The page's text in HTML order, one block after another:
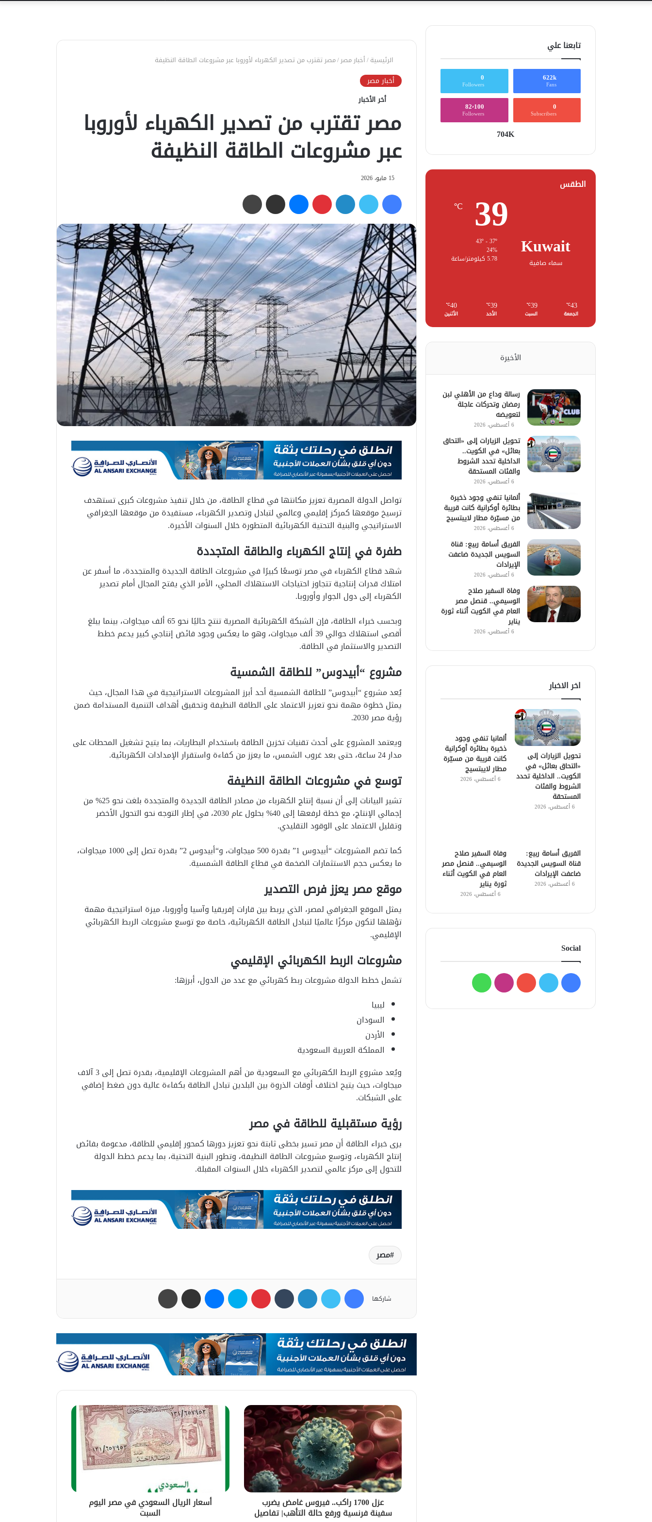
الرئيسية/أخبار مصر/مصر تقترب من تصدير الكهرباء لأوروبا عبر مشروعات الطاقة النظيفة
أخبار مصر
أخر الأخبار
مصر تقترب من تصدير الكهرباء لأوروبا
عبر مشروعات الطاقة النظيفة
15 مايو، 2026
فيسبوك تويتر لينكدإن بينتيريست ماسنجر مشاركة عبر البريد
تواصل الدولة المصرية تعزيز مكانتها في قطاع الطاقة، من خلال تنفيذ مشروعات كبرى تستهدف
ترسيخ موقعها كمركز إقليمي وعالمي لتبادل وتصدير الكهرباء، مستفيدة من موقعها الجغرافي
الاستراتيجي والبنية التحتية الكهربائية المتطورة خلال السنوات الأخيرة.
طفرة في إنتاج الكهرباء والطاقة المتجددة
شهد قطاع الكهرباء في مصر توسعًا كبيرًا في مشروعات الطاقة الجديدة والمتجددة، ما أسفر عن
امتلاك قدرات إنتاجية تتجاوز احتياجات الاستهلاك المحلي، الأمر الذي يفتح المجال أمام تصدير
الكهرباء إلى دول الجوار وأوروبا.
وبحسب خبراء الطاقة، فإن الشبكة الكهربائية المصرية تنتج حاليًا نحو 65 ألف ميجاوات، بينما يبلغ
أقصى استهلاك حوالي 39 ألف ميجاوات، وهو ما يعكس وجود فائض إنتاجي كبير يدعم خطط
التصدير والاستثمار في الطاقة.
مشروع “أبيدوس” للطاقة الشمسية
يُعد مشروع “أبيدوس” للطاقة الشمسية أحد أبرز المشروعات الاستراتيجية في هذا المجال، حيث
يمثل خطوة مهمة نحو تعزيز الاعتماد على الطاقة النظيفة وتحقيق أهداف التنمية المستدامة ضمن
رؤية مصر 2030.
ويعتمد المشروع على أحدث تقنيات تخزين الطاقة باستخدام البطاريات، بما يتيح تشغيل المحطات على
مدار 24 ساعة، حتى بعد غروب الشمس، ما يعزز من كفاءة واستقرار الإمدادات الكهربائية.
توسع في مشروعات الطاقة النظيفة
تشير البيانات إلى أن نسبة إنتاج الكهرباء من مصادر الطاقة الجديدة والمتجددة بلغت نحو 25% من
إجمالي الإنتاج، مع خطة لرفعها إلى 40% بحلول عام 2030، في إطار التوجه نحو التحول الأخضر
وتقليل الاعتماد على الوقود التقليدي.
كما تضم المشروعات “أبيدوس 1” بقدرة 500 ميجاوات، و“أبيدوس 2” بقدرة تصل إلى 1000 ميجاوات،
ما يعكس حجم الاستثمارات الضخمة في قطاع الطاقة الشمسية.
موقع مصر يعزز فرص التصدير
يمثل الموقع الجغرافي لمصر، الذي يربط بين قارات إفريقيا وآسيا وأوروبا، ميزة استراتيجية مهمة
تؤهلها لتكون مركزًا عالميًا لتبادل الطاقة الكهربائية، خاصة مع توسع مشروعات الربط الكهربائي
الإقليمي.
مشروعات الربط الكهربائي الإقليمي
تشمل خطط الدولة مشروعات ربط كهربائي مع عدد من الدول، أبرزها:
ليبيا
السودان
الأردن
المملكة العربية السعودية
ويُعد مشروع الربط الكهربائي مع السعودية من أهم المشروعات الإقليمية، بقدرة تصل إلى 3 آلاف
ميجاوات، حيث يتيح اختلاف أوقات الذروة بين البلدين تبادل الطاقة بكفاءة عالية دون ضغط إضافي
على الشبكات.
رؤية مستقبلية للطاقة في مصر
يرى خبراء الطاقة أن مصر تسير بخطى ثابتة نحو تعزيز دورها كمحور إقليمي للطاقة، مدعومة بفائض
إنتاج الكهرباء، وتوسع مشروعات الطاقة النظيفة، وتطور البنية التحتية، بما يدعم خطط الدولة
للتحول إلى مركز عالمي لتصدير الكهرباء خلال السنوات المقبلة.
مصر
شاركها
فيسبوك تويتر لينكدإن بينتيريست سكايب ماسنجر مشاركة عبر البريد
عزل 1700 راكب.. فيروس غامض يضرب
سفينة فرنسية ورفع حالة التأهب| تفاصيل
أسعار الريال السعودي في مصر اليوم
السبت
تابعنا علي
622k
Fans
0
Followers
0
Subscribers
82٬100
Followers
704K
الطقس
Kuwait
سماء صافية
39
℃
43º - 37º
24%
5.78 كيلومتر/ساعة
43
℃
الجمعة
39
℃
السبت
39
℃
الأحد
40
℃
الأثنين
الأخيرة
رسالة وداع من الأهلي لبن
رمضان وتحركات عاجلة
لتعويضه
6 أغسطس، 2026
تحويل الزيارات إلى «التحاق
بعائل» في الكويت..
الداخلية تحدد الشروط
والفئات المستحقة
6 أغسطس، 2026
ألمانيا تنفي وجود ذخيرة
بطائرة أوكرانية كانت قريبة
من مسيّرة مطار لايبتسيج
6 أغسطس، 2026
الفريق أسامة ربيع: قناة
السويس الجديدة ضاعفت
الإيرادات
6 أغسطس، 2026
وفاة السفير صلاح
الوسيمي.. قنصل مصر
العام في الكويت أثناء ثورة
يناير
6 أغسطس، 2026
اخر الاخبار
تحويل الزيارات إلى
«التحاق بعائل» في
الكويت.. الداخلية تحدد
الشروط والفئات
المستحقة
6 أغسطس، 2026
ألمانيا تنفي وجود
ذخيرة بطائرة أوكرانية
كانت قريبة من مسيّرة
مطار لايبتسيج
6 أغسطس، 2026
الفريق أسامة ربيع:
قناة السويس الجديدة
ضاعفت الإيرادات
6 أغسطس، 2026
وفاة السفير صلاح
الوسيمي.. قنصل مصر
العام في الكويت أثناء
ثورة يناير
6 أغسطس، 2026
Social
فيسبوك
تويتر يوتيوبانستقرامواتساب